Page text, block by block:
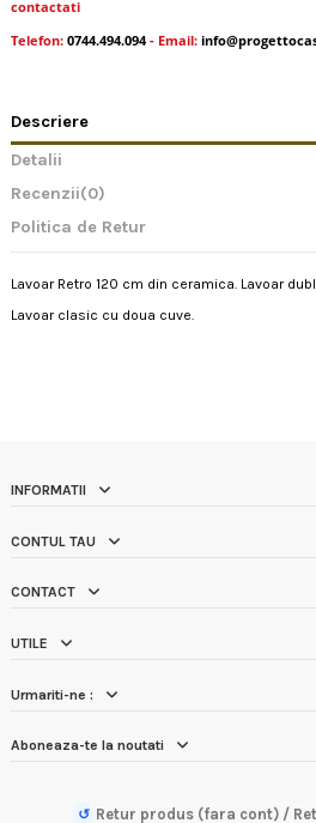
contactati
Telefon: 0744.494.094- Email:
Descriere
Detalii
Recenzii(0)
Politica de Retur
Lavoar Retro 120 cm din ceramica. Lavoar
Lavoar clasic cu doua cuve.
INFORMATII
CONTUL TAU
CONTACT
UTILE
↺ Retur produs (fara cont) /
Urmariti-ne :
Aboneaza-te la noutati